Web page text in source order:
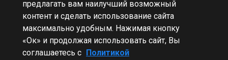
ПЕРЕЙТИ К СПИСКУ ТЕМ
Блогеры
предлагать вам наилучший возможный
контент и сделать использование сайта
максимально удобным. Нажимая кнопку
«Ок» и продолжая использовать сайт, Вы
соглашаетесь с Политикой